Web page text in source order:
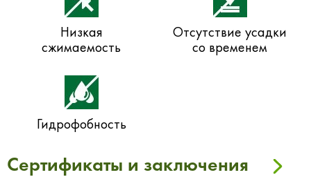
Низкая
сжимаемость
Отсутствие усадки
со временем
Гидрофобность
Сертификаты и заключения